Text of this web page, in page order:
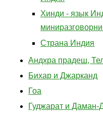
Хинди - язык
Страна Индия
Андхра прадеш,
Бихар и Джарканд
Гоа
Гуджарат и Даман-